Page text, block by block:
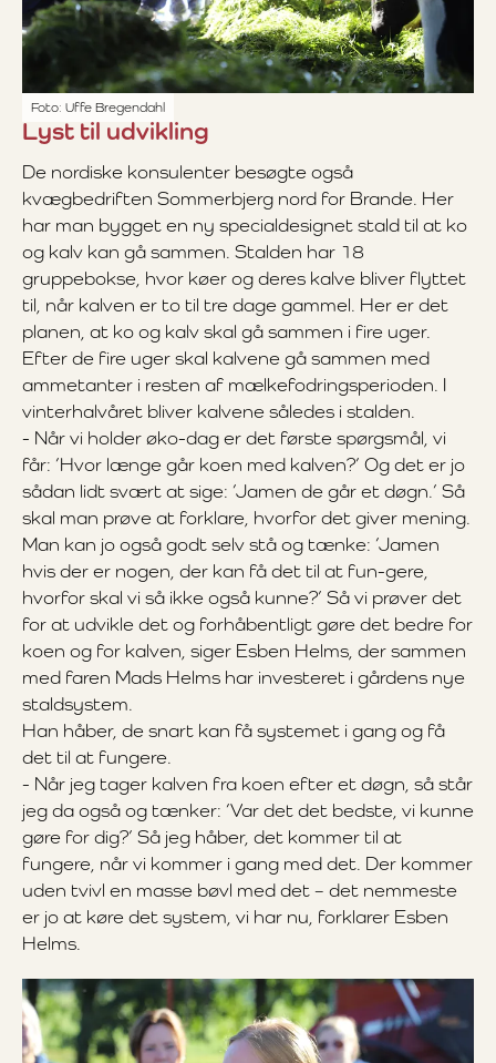
Foto: Uffe Bregendahl
Lyst til udvikling
De nordiske konsulenter besøgte også
kvægbedriften Sommerbjerg nord for Brande. Her
har man bygget en ny specialdesignet stald til at ko
og kalv kan gå sammen. Stalden har 18
gruppebokse, hvor køer og deres kalve bliver flyttet
til, når kalven er to til tre dage gammel. Her er det
planen, at ko og kalv skal gå sammen i fire uger.
Efter de fire uger skal kalvene gå sammen med
ammetanter i resten af mælkefodringsperioden. I
vinterhalvåret bliver kalvene således i stalden.
- Når vi holder øko-dag er det første spørgsmål, vi
får: ’Hvor længe går koen med kalven?’ Og det er jo
sådan lidt svært at sige: ’Jamen de går et døgn.’ Så
skal man prøve at forklare, hvorfor det giver mening.
Man kan jo også godt selv stå og tænke: ’Jamen
hvis der er nogen, der kan få det til at fun-gere,
hvorfor skal vi så ikke også kunne?’ Så vi prøver det
for at udvikle det og forhåbentligt gøre det bedre for
koen og for kalven, siger Esben Helms, der sammen
med faren Mads Helms har investeret i gårdens nye
staldsystem.
Han håber, de snart kan få systemet i gang og få
det til at fungere.
- Når jeg tager kalven fra koen efter et døgn, så står
jeg da også og tænker: ’Var det det bedste, vi kunne
gøre for dig?’ Så jeg håber, det kommer til at
fungere, når vi kommer i gang med det. Der kommer
uden tvivl en masse bøvl med det – det nemmeste
er jo at køre det system, vi har nu, forklarer Esben
Helms.